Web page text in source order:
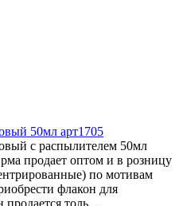
50мл арт1705
с распылителем 50мл
продает оптом и в розницу
по мотивам
флакон для
толь...